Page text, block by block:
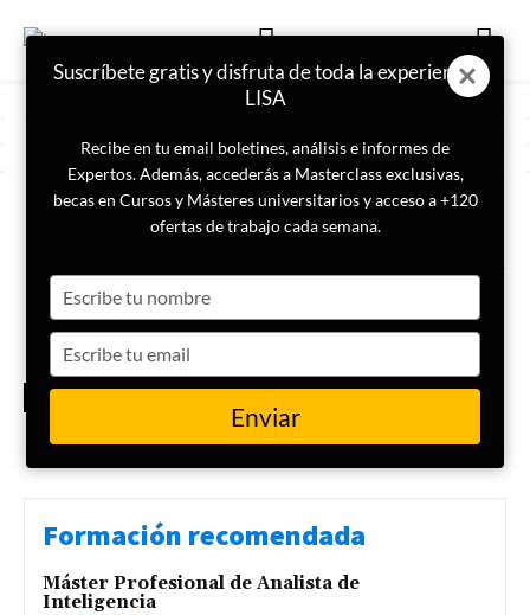
ETIQUETA
Alí Bey el Abbassi
SERVICIOS
Alí Bey el Abbassi: el origen de
la inteligencia española en el
Mediterráneo del siglo XIX
Formación recomendada
Máster Profesional de Analista de
Inteligencia
Suscríbete gratis y disfruta de toda la experiencia
LISA
Recibe en tu email boletines, análisis e informes de
Expertos. Además, accederás a Masterclass exclusivas,
becas en Cursos y Másteres universitarios y acceso a +120
ofertas de trabajo cada semana.
your
name
your
email
Enviar